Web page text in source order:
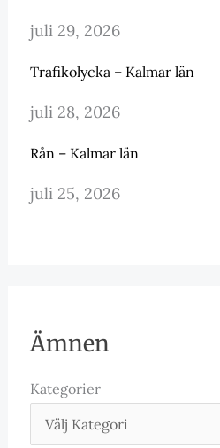
juli 29, 2026
Trafikolycka – Kalmar län
juli 28, 2026
Rån – Kalmar län
juli 25, 2026
Ämnen
Kategorier